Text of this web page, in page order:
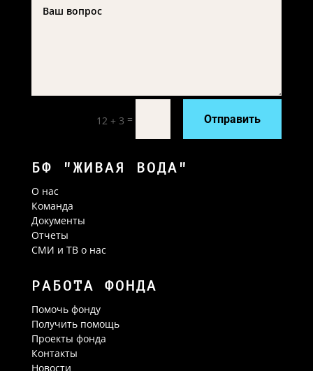
12 + 3 = Отправить
БФ "ЖИВАЯ ВОДА"
О нас
Команда
Документы
Отчеты
СМИ и ТВ о нас
РАБОТА ФОНДА
Помочь фонду
Получить помощь
Проекты фонда
Контакты
Новости